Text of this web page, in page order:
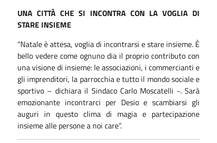
UNA CITTÀ CHE SI INCONTRA CON LA VOGLIA DI
STARE INSIEME
“Natale è attesa, voglia di incontrarsi e stare insieme. È
bello vedere come ognuno dia il proprio contributo con
una visione di insieme: le associazioni, i commercianti e
gli imprenditori, la parrocchia e tutto il mondo sociale e
sportivo – dichiara il Sindaco Carlo Moscatelli -. Sarà
emozionante incontrarci per Desio e scambiarsi gli
auguri in questo clima di magia e partecipazione
insieme alle persone a noi care”.